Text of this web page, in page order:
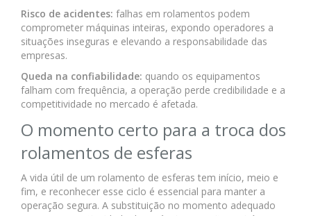
Risco de acidentes: falhas em rolamentos podem
comprometer máquinas inteiras, expondo operadores a
situações inseguras e elevando a responsabilidade das
empresas.
Queda na confiabilidade: quando os equipamentos
falham com frequência, a operação perde credibilidade e a
competitividade no mercado é afetada.
O momento certo para a troca dos
rolamentos de esferas
A vida útil de um rolamento de esferas tem início, meio e
fim, e reconhecer esse ciclo é essencial para manter a
operação segura. A substituição no momento adequado